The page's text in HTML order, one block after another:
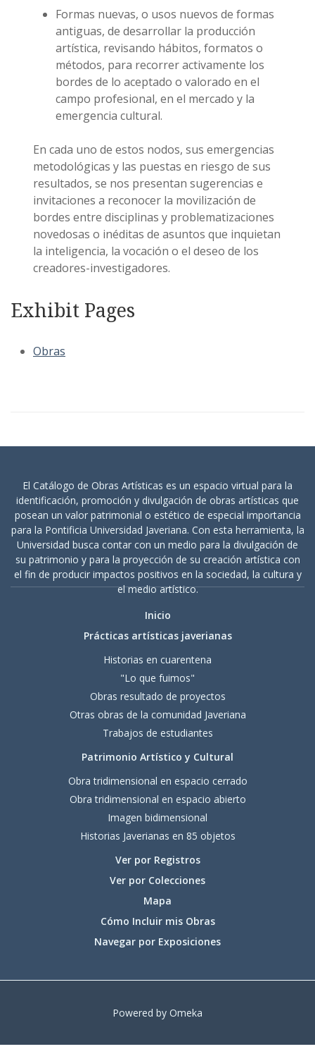
Formas nuevas, o usos nuevos de formas
antiguas, de desarrollar la producción
artística, revisando hábitos, formatos o
métodos, para recorrer activamente los
bordes de lo aceptado o valorado en el
campo profesional, en el mercado y la
emergencia cultural.
En cada uno de estos nodos, sus emergencias
metodológicas y las puestas en riesgo de sus
resultados, se nos presentan sugerencias e
invitaciones a reconocer la movilización de
bordes entre disciplinas y problematizaciones
novedosas o inéditas de asuntos que inquietan
la inteligencia, la vocación o el deseo de los
creadores-investigadores.
Exhibit Pages
Obras
El Catálogo de Obras Artísticas es un espacio virtual para la
identificación, promoción y divulgación de obras artísticas que
posean un valor patrimonial o estético de especial importancia
para la Pontificia Universidad Javeriana. Con esta herramienta, la
Universidad busca contar con un medio para la divulgación de
su patrimonio y para la proyección de su creación artística con
el fin de producir impactos positivos en la sociedad, la cultura y
el medio artístico.
Inicio
Prácticas artísticas javerianas
Historias en cuarentena
"Lo que fuimos"
Obras resultado de proyectos
Otras obras de la comunidad Javeriana
Trabajos de estudiantes
Patrimonio Artístico y Cultural
Obra tridimensional en espacio cerrado
Obra tridimensional en espacio abierto
Imagen bidimensional
Historias Javerianas en 85 objetos
Ver por Registros
Ver por Colecciones
Mapa
Cómo Incluir mis Obras
Navegar por Exposiciones
Powered by Omeka